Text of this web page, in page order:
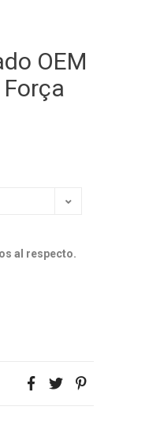
OEM
al respecto.